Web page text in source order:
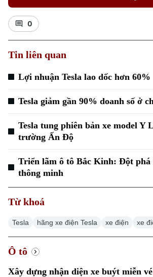
0
Tin liên quan
Lợi nhuận Tesla lao dốc hơn 60%
Tesla giảm gần 90% doanh số ở
Tesla tung phiên bản xe model Y
trường Ấn Độ
Triển lãm ô tô Bắc Kinh: Đột phá
thông minh
Từ khoá
Tesla hãng xe điện Tesla xe điện xe
Ô tô
Xây dựng nhận diện xe buýt miễn